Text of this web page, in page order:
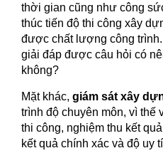
thời gian cũng như công
thúc tiến độ thi công xây
được chất lượng công
giải đáp được câu hỏi có
không?
Mặt khác, giám sát xây
trình độ chuyên môn, vì thế
thi công, nghiệm thu kết
kết quả chính xác và độ uy